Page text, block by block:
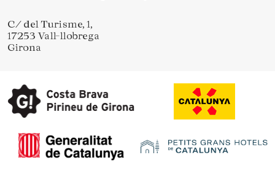
C/ del Turisme, 1,
17253 Vall-llobrega
Girona